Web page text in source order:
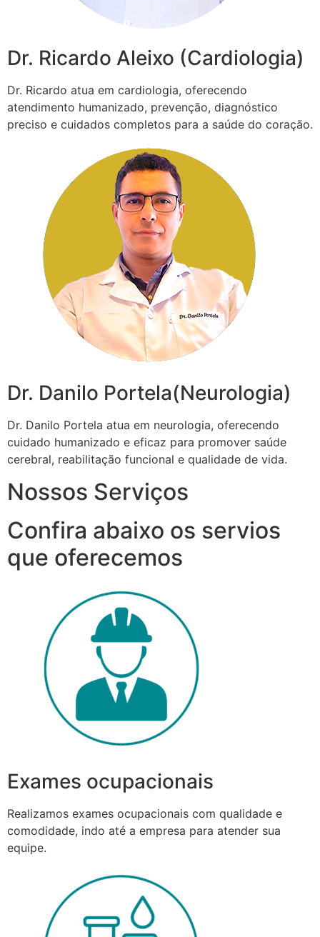
Dr. Ricardo Aleixo (Cardiologia)
Dr. Ricardo atua em cardiologia, oferecendo
atendimento humanizado, prevenção, diagnóstico
preciso e cuidados completos para a saúde do coração.
Dr. Danilo Portela(Neurologia)
Dr. Danilo Portela atua em neurologia, oferecendo
cuidado humanizado e eficaz para promover saúde
cerebral, reabilitação funcional e qualidade de vida.
Nossos Serviços
Confira abaixo os servios
que oferecemos
Exames ocupacionais
Realizamos exames ocupacionais com qualidade e
comodidade, indo até a empresa para atender sua
equipe.